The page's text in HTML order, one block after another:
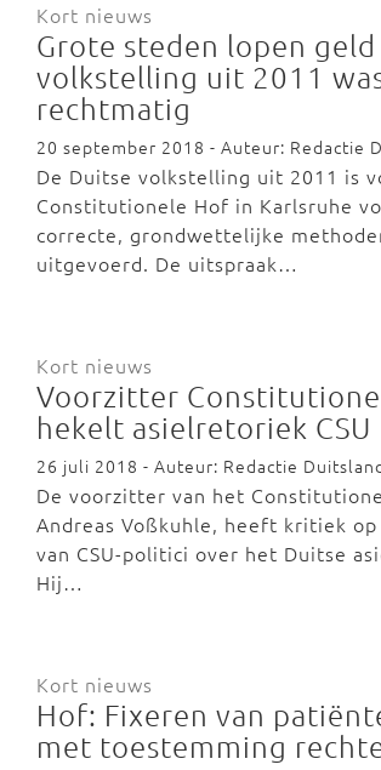
Kort nieuws
Grote steden lopen geld
volkstelling uit 2011
rechtmatig
20 september 2018 - Auteur: Redactie
De Duitse volkstelling uit 2011 is
Constitutionele Hof in Karlsruhe
correcte, grondwettelijke
uitgevoerd. De uitspraak…
Kort nieuws
Voorzitter
hekelt asielretoriek CSU
26 juli 2018 - Auteur: Redactie
De voorzitter van het
Andreas Voßkuhle, heeft kritiek
van CSU-politici over het Duitse
Hij…
Kort nieuws
Hof: Fixeren van
met toestemming